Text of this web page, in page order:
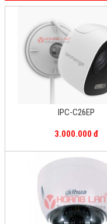
IPC-C26EP
3.000.000 đ